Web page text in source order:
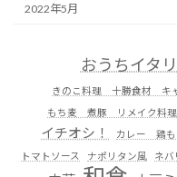
2022年5月
おうちイタ
きのこ料理 十勝食材 キ
もち麦 煮豚 リメイク料理
イチオシ！ カレー 鶏も
トマトソース ナポリタン風 ネ